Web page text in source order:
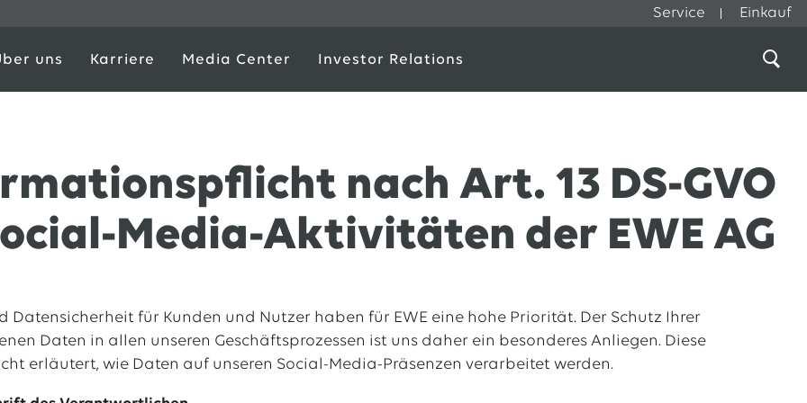
Service Einkauf
uns Karriere Media Center Investor Relations
nach Art. 13 DS-GVO
Media-Aktivitäten der EWE AG
Datensicherheit für Kunden und Nutzer haben für EWE eine hohe Priorität. Der Schutz Ihrer
Daten in allen unseren Geschäftsprozessen ist uns daher ein besonderes Anliegen. Diese
erläutert, wie Daten auf unseren Social-Media-Präsenzen verarbeitet werden.